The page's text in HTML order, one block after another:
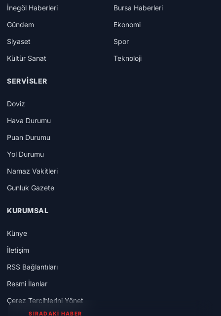
İnegöl Haberleri
Bursa Haberleri
Gündem
Ekonomi
Siyaset
Spor
Kültür Sanat
Teknoloji
SERVISLER
Doviz
Hava Durumu
Puan Durumu
Yol Durumu
Namaz Vakitleri
Gunluk Gazete
KURUMSAL
Künye
İletişim
RSS Bağlantıları
Resmi İlanlar
Çerez Tercihlerini Yönet
SIRADAKİ HABER